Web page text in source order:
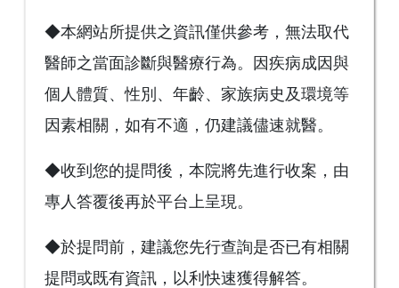
◆本網站所提供之資訊僅供參考，無法取代
醫師之當面診斷與醫療行為。因疾病成因與
個人體質、性別、年齡、家族病史及環境等
因素相關，如有不適，仍建議儘速就醫。
◆收到您的提問後，本院將先進行收案，由
專人答覆後再於平台上呈現。
◆於提問前，建議您先行查詢是否已有相關
提問或既有資訊，以利快速獲得解答。